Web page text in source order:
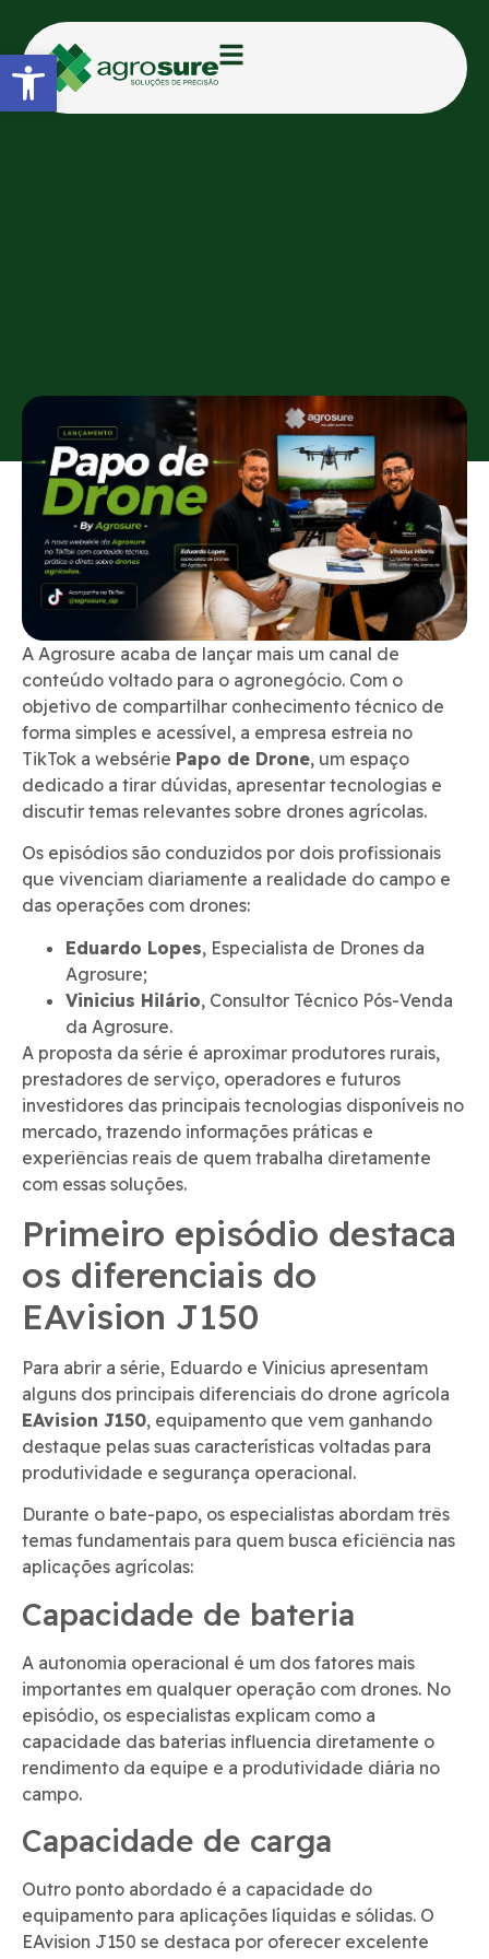
A Agrosure acaba de lançar mais um canal de
conteúdo voltado para o agronegócio. Com o
objetivo de compartilhar conhecimento técnico de
forma simples e acessível, a empresa estreia no
TikTok a websérie Papo de Drone, um espaço
dedicado a tirar dúvidas, apresentar tecnologias e
discutir temas relevantes sobre drones agrícolas.
Os episódios são conduzidos por dois profissionais
que vivenciam diariamente a realidade do campo e
das operações com drones:
Eduardo Lopes, Especialista de Drones da
Agrosure;
Vinicius Hilário, Consultor Técnico Pós-Venda
da Agrosure.
A proposta da série é aproximar produtores rurais,
prestadores de serviço, operadores e futuros
investidores das principais tecnologias disponíveis no
mercado, trazendo informações práticas e
experiências reais de quem trabalha diretamente
com essas soluções.
Primeiro episódio destaca
os diferenciais do
EAvision J150
Para abrir a série, Eduardo e Vinicius apresentam
alguns dos principais diferenciais do drone agrícola
EAvision J150, equipamento que vem ganhando
destaque pelas suas características voltadas para
produtividade e segurança operacional.
Durante o bate-papo, os especialistas abordam três
temas fundamentais para quem busca eficiência nas
aplicações agrícolas:
Capacidade de bateria
A autonomia operacional é um dos fatores mais
importantes em qualquer operação com drones. No
episódio, os especialistas explicam como a
capacidade das baterias influencia diretamente o
rendimento da equipe e a produtividade diária no
campo.
Capacidade de carga
Outro ponto abordado é a capacidade do
equipamento para aplicações líquidas e sólidas. O
EAvision J150 se destaca por oferecer excelente
Abrir a barra de ferramentas